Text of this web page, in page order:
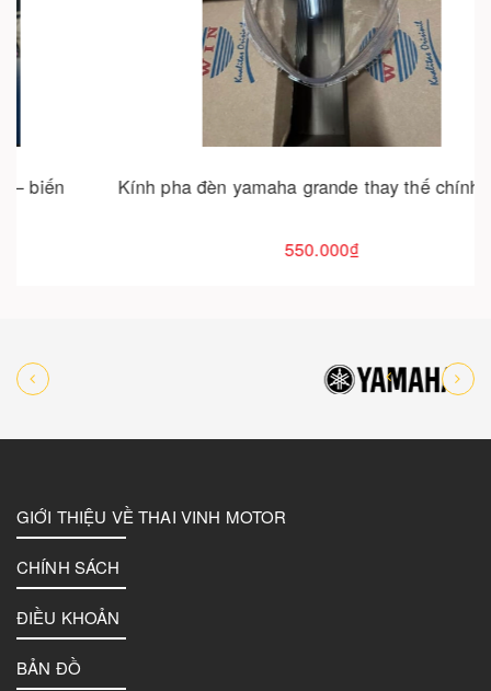
Kính pha đèn yamaha grande thay thế chính hãng
Cho vào giỏ hàng
GIỚI THIỆU VỀ THAI VINH MOTOR
CHÍNH SÁCH
ĐIỀU KHOẢN
BẢN ĐỒ